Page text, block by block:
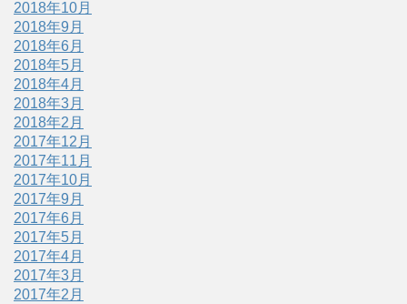
2018年10月
2018年9月
2018年6月
2018年5月
2018年4月
2018年3月
2018年2月
2017年12月
2017年11月
2017年10月
2017年9月
2017年6月
2017年5月
2017年4月
2017年3月
2017年2月